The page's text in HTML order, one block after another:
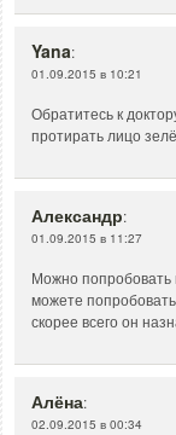
Yana:
01.09.2015 в 10:21
Обратитесь к
протирать лицо
Александр:
01.09.2015 в 11:27
Можно попробовать
можете
скорее всего он
Алёна:
02.09.2015 в 00:34